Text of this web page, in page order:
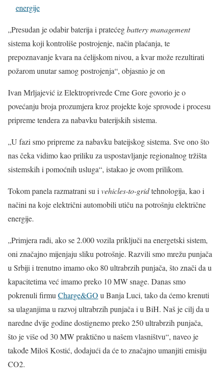
energije
„Presudan je odabir baterija i pratećegbattery management
sistema koji kontroliše postrojenje, način plaćanja, te
prepoznavanje kvara na ćelijskom nivou, a kvar može rezultirati
požarom unutar samog postrojenja“, objasnio je on
Ivan Mrljajević iz Elektroprivrede Crne Gore govorio je o
povećanju broja prozumjera kroz projekte koje sprovode i procesu
pripreme tendera za nabavku baterijskih sistema.
„U fazi smo pripreme za nabavku bateijskog sistema. Sve ono što
nas čeka vidimo kao priliku za uspostavljanje regionalnog tržišta
sistemskih i pomoćnih usluga“, istakao je ovom prilikom.
Tokom panela razmatrani su i vehicles-to-gridtehnologija, kao i
načini na koje električni automobili utiču na potrošnju električne
energije.
„Primjera radi, ako se 2.000 vozila priključi na energetski sistem,
oni značajno mijenjaju sliku potrošnje. Razvili smo mrežu punjača
u Srbiji i trenutno imamo oko 80 ultrabrzih punjača, što znači da u
kapacitetima već imamo preko 10 MW snage. Danas smo
pokrenuli firmu Charge&GO u Banja Luci, tako da ćemo krenuti
sa ulaganjima u razvoj ultrabrzih punjača i u BiH. Naš je cilj da u
naredne dvije godine dostignemo preko 250 ultrabrzih punjača,
što je više od 30 MW praktično u našem vlasništvu“, naveo je
takođe Miloš Kostić, dodajući da će to značajno umanjiti emisiju
CO2.